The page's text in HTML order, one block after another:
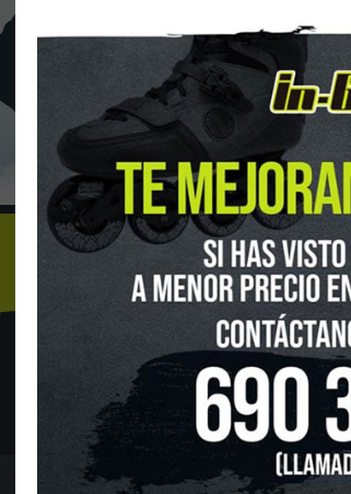
Síguenos en
INICIO OUTLET NOVEDADES